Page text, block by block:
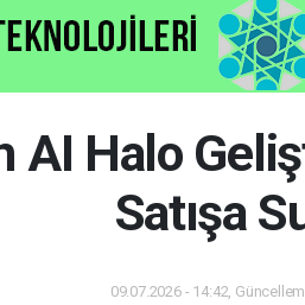
AI Halo
Satışa
09.07.2026 - 14:42,